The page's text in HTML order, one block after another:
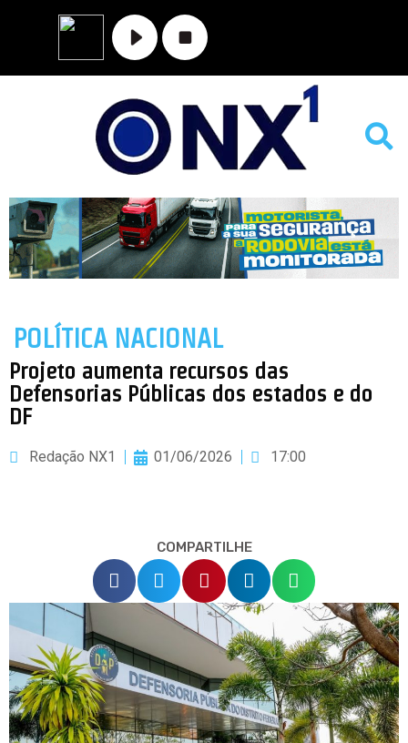
POLÍTICA NACIONAL
Projeto aumenta recursos das
Defensorias Públicas dos estados e do
DF
Redação NX1 01/06/2026 17:00
COMPARTILHE